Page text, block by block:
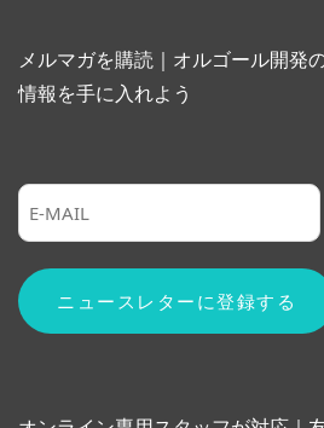
メルマガを購読｜オルゴール開発
情報を手に入れよう